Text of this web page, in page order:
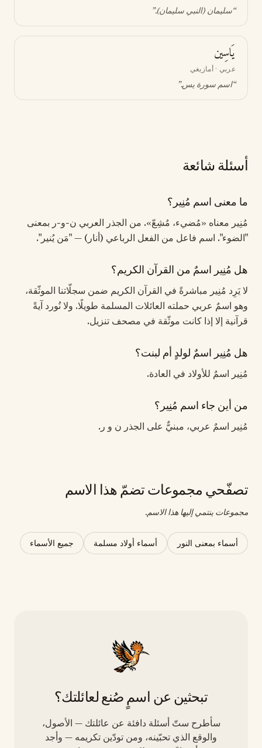
“سليمان (النبي سليمان).”
يَاسِين
عربي · أمازيغي
“اسم سورة يس.”
أسئلة شائعة
ما معنى اسم مُنِير؟
مُنِير معناه «مُضيء، مُشِعّ». من الجذر العربي ن-و-ر بمعنى
"الضوء". اسم فاعل من الفعل الرباعي (أنار) — "مَن يُنير".
هل مُنِير اسمٌ من القرآن الكريم؟
لا يَرِد مُنِير مباشرةً في القرآن الكريم ضمن سجلّاتنا الموثّقة،
وهو اسمٌ عربي حملته العائلات المسلمة طويلًا. ولا نُورد آيةً
قرآنية إلا إذا كانت موثّقة في مصحف تنزيل.
هل مُنِير اسمٌ لولدٍ أم لبنت؟
مُنِير اسمٌ للأولاد في العادة.
من أين جاء اسم مُنِير؟
مُنِير اسمٌ عربي، مبنيٌّ على الجذر ن و ر.
تصفّحي مجموعات تضمّ هذا الاسم
مجموعات ينتمي إليها هذا الاسم.
أسماء بمعنى النور أسماء أولاد مسلمة جميع الأسماء
تبحثين عن اسمٍ صُنع لعائلتك؟
سأطرح ستّ أسئلة دافئة عن عائلتك — الأصول،
والوقع الذي تحبّينه، ومن تودّين تكريمه — وأجد